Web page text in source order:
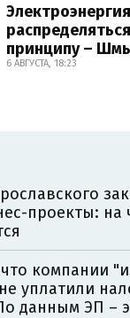
принципу –
6 АВГУСТА, 18:23
проекты: на
компании
уплатили
данным ЭП –